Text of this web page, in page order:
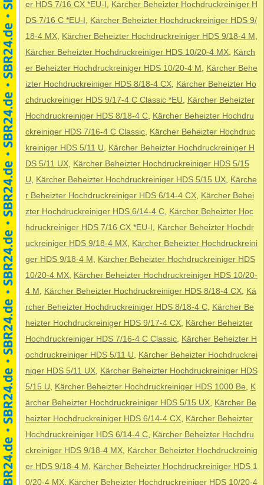
er HDS 7/16 CX *EU-I , Kärcher Beheizter Hochdruckreiniger H
DS 7/16 C *EU-I , Kärcher Beheizter Hochdruckreiniger HDS 9/
18-4 MX, Kärcher Beheizter Hochdruckreiniger HDS 9/18-4 M ,
Kärcher Beheizter Hochdruckreiniger HDS 10/20-4 MX, Kärch
er Beheizter Hochdruckreiniger HDS 10/20-4 M , Kärcher Behe
izter Hochdruckreiniger HDS 8/18-4 CX, Kärcher Beheizter Ho
chdruckreiniger HDS 9/17-4 C Classic *EU, Kärcher Beheizter
Hochdruckreiniger HDS 8/18-4 C, Kärcher Beheizter Hochdru
ckreiniger HDS 7/16-4 C Classic, Kärcher Beheizter Hochdruc
kreiniger HDS 5/11 U, Kärcher Beheizter Hochdruckreiniger H
DS 5/11 UX, Kärcher Beheizter Hochdruckreiniger HDS 5/15
U, Kärcher Beheizter Hochdruckreiniger HDS 5/15 UX, Kärche
r Beheizter Hochdruckreiniger HDS 6/14-4 CX, Kärcher Behei
zter Hochdruckreiniger HDS 6/14-4 C, Kärcher Beheizter Hoc
hdruckreiniger HDS 7/16 CX *EU-I , Kärcher Beheizter Hochdr
uckreiniger HDS 9/18-4 MX, Kärcher Beheizter Hochdruckreini
ger HDS 9/18-4 M , Kärcher Beheizter Hochdruckreiniger HDS
10/20-4 MX, Kärcher Beheizter Hochdruckreiniger HDS 10/20-
4 M , Kärcher Beheizter Hochdruckreiniger HDS 8/18-4 CX, Kä
rcher Beheizter Hochdruckreiniger HDS 8/18-4 C, Kärcher Be
heizter Hochdruckreiniger HDS 9/17-4 CX, Kärcher Beheizter
Hochdruckreiniger HDS 7/16-4 C Classic, Kärcher Beheizter H
ochdruckreiniger HDS 5/11 U, Kärcher Beheizter Hochdruckrei
niger HDS 5/11 UX, Kärcher Beheizter Hochdruckreiniger HDS
5/15 U, Kärcher Beheizter Hochdruckreiniger HDS 1000 Be, K
ärcher Beheizter Hochdruckreiniger HDS 5/15 UX, Kärcher Be
heizter Hochdruckreiniger HDS 6/14-4 CX, Kärcher Beheizter
Hochdruckreiniger HDS 6/14-4 C, Kärcher Beheizter Hochdru
ckreiniger HDS 9/18-4 MX, Kärcher Beheizter Hochdruckreinig
er HDS 9/18-4 M , Kärcher Beheizter Hochdruckreiniger HDS 1
0/20-4 MX, Kärcher Beheizter Hochdruckreiniger HDS 10/20-4